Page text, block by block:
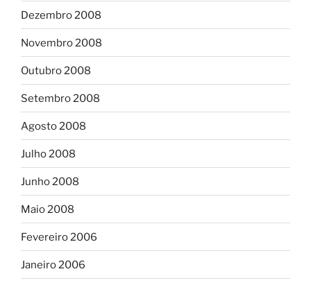
Dezembro 2008
Novembro 2008
Outubro 2008
Setembro 2008
Agosto 2008
Julho 2008
Junho 2008
Maio 2008
Fevereiro 2006
Janeiro 2006